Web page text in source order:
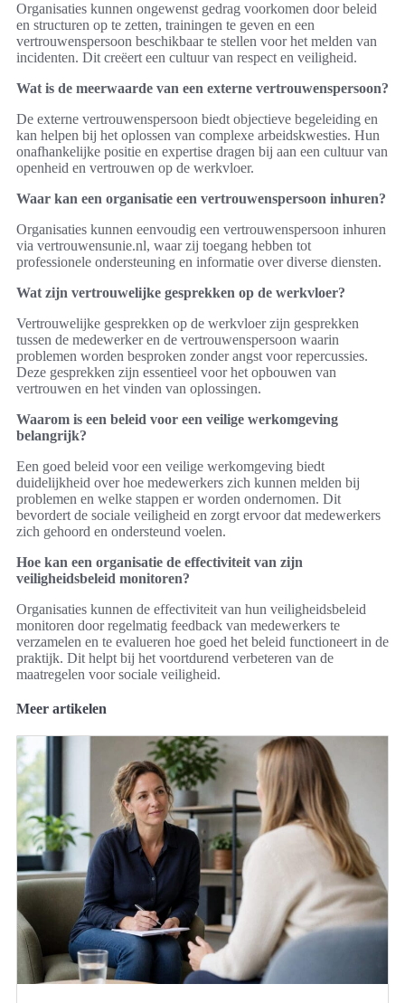
Organisaties kunnen ongewenst gedrag voorkomen door beleid
en structuren op te zetten, trainingen te geven en een
vertrouwenspersoon beschikbaar te stellen voor het melden van
incidenten. Dit creëert een cultuur van respect en veiligheid.
Wat is de meerwaarde van een externe vertrouwenspersoon?
De externe vertrouwenspersoon biedt objectieve begeleiding en
kan helpen bij het oplossen van complexe arbeidskwesties. Hun
onafhankelijke positie en expertise dragen bij aan een cultuur van
openheid en vertrouwen op de werkvloer.
Waar kan een organisatie een vertrouwenspersoon inhuren?
Organisaties kunnen eenvoudig een vertrouwenspersoon inhuren
via vertrouwensunie.nl, waar zij toegang hebben tot
professionele ondersteuning en informatie over diverse diensten.
Wat zijn vertrouwelijke gesprekken op de werkvloer?
Vertrouwelijke gesprekken op de werkvloer zijn gesprekken
tussen de medewerker en de vertrouwenspersoon waarin
problemen worden besproken zonder angst voor repercussies.
Deze gesprekken zijn essentieel voor het opbouwen van
vertrouwen en het vinden van oplossingen.
Waarom is een beleid voor een veilige werkomgeving
belangrijk?
Een goed beleid voor een veilige werkomgeving biedt
duidelijkheid over hoe medewerkers zich kunnen melden bij
problemen en welke stappen er worden ondernomen. Dit
bevordert de sociale veiligheid en zorgt ervoor dat medewerkers
zich gehoord en ondersteund voelen.
Hoe kan een organisatie de effectiviteit van zijn
veiligheidsbeleid monitoren?
Organisaties kunnen de effectiviteit van hun veiligheidsbeleid
monitoren door regelmatig feedback van medewerkers te
verzamelen en te evalueren hoe goed het beleid functioneert in de
praktijk. Dit helpt bij het voortdurend verbeteren van de
maatregelen voor sociale veiligheid.
Meer artikelen